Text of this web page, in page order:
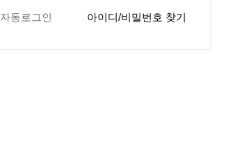
자동로그인 아이디/비밀번호 찾기